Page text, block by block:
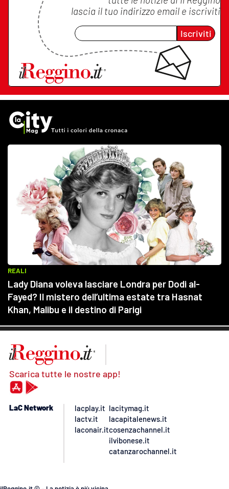
lascia il tuo indirizzo email e iscriviti
Iscriviti
Scarica tutte le nostre app!
LaC Network
lacplay.it
lactv.it
laconair.it
lacitymag.it
lacapitalenews.it
cosenzachannel.it
ilvibonese.it
catanzarochannel.it